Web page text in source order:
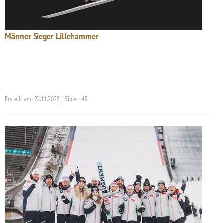
Männer Sieger Lillehammer
Erstellt am: 22.11.2025 | Bilder: 43